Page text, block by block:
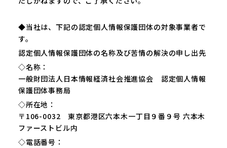
◆当社は、下記の認定個人情報保護団体の対象事業者で
す。
認定個人情報保護団体の名称及び苦情の解決の申し出先
◇名称：
一般財団法人日本情報経済社会推進協会 認定個人情報
保護団体事務局
◇所在地：
〒106-0032 東京都港区六本木一丁目９番９号 六本木
ファーストビル内
◇電話番号：